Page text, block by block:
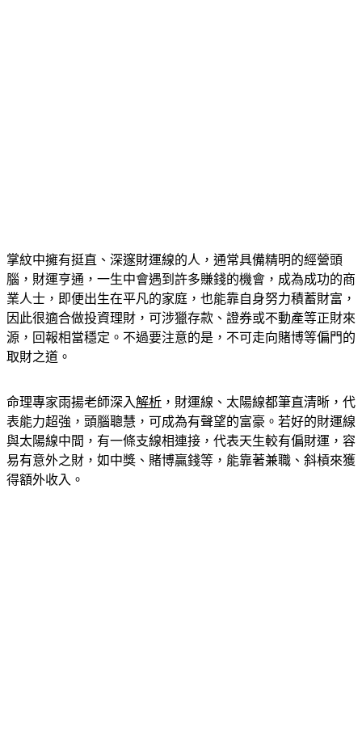
掌紋中擁有挺直、深邃財運線的人，通常具備精明的經營頭
腦，財運亨通，一生中會遇到許多賺錢的機會，成為成功的商
業人士，即便出生在平凡的家庭，也能靠自身努力積蓄財富，
因此很適合做投資理財，可涉獵存款、證券或不動產等正財來
源，回報相當穩定。不過要注意的是，不可走向賭博等偏門的
取財之道。
命理專家雨揚老師深入解析 ，財運線、太陽線都筆直清晰，代
表能力超強，頭腦聰慧，可成為有聲望的富豪。若好的財運線
與太陽線中間，有一條支線相連接，代表天生較有偏財運，容
易有意外之財，如中獎、賭博贏錢等，能靠著兼職、斜槓來獲
得額外收入。